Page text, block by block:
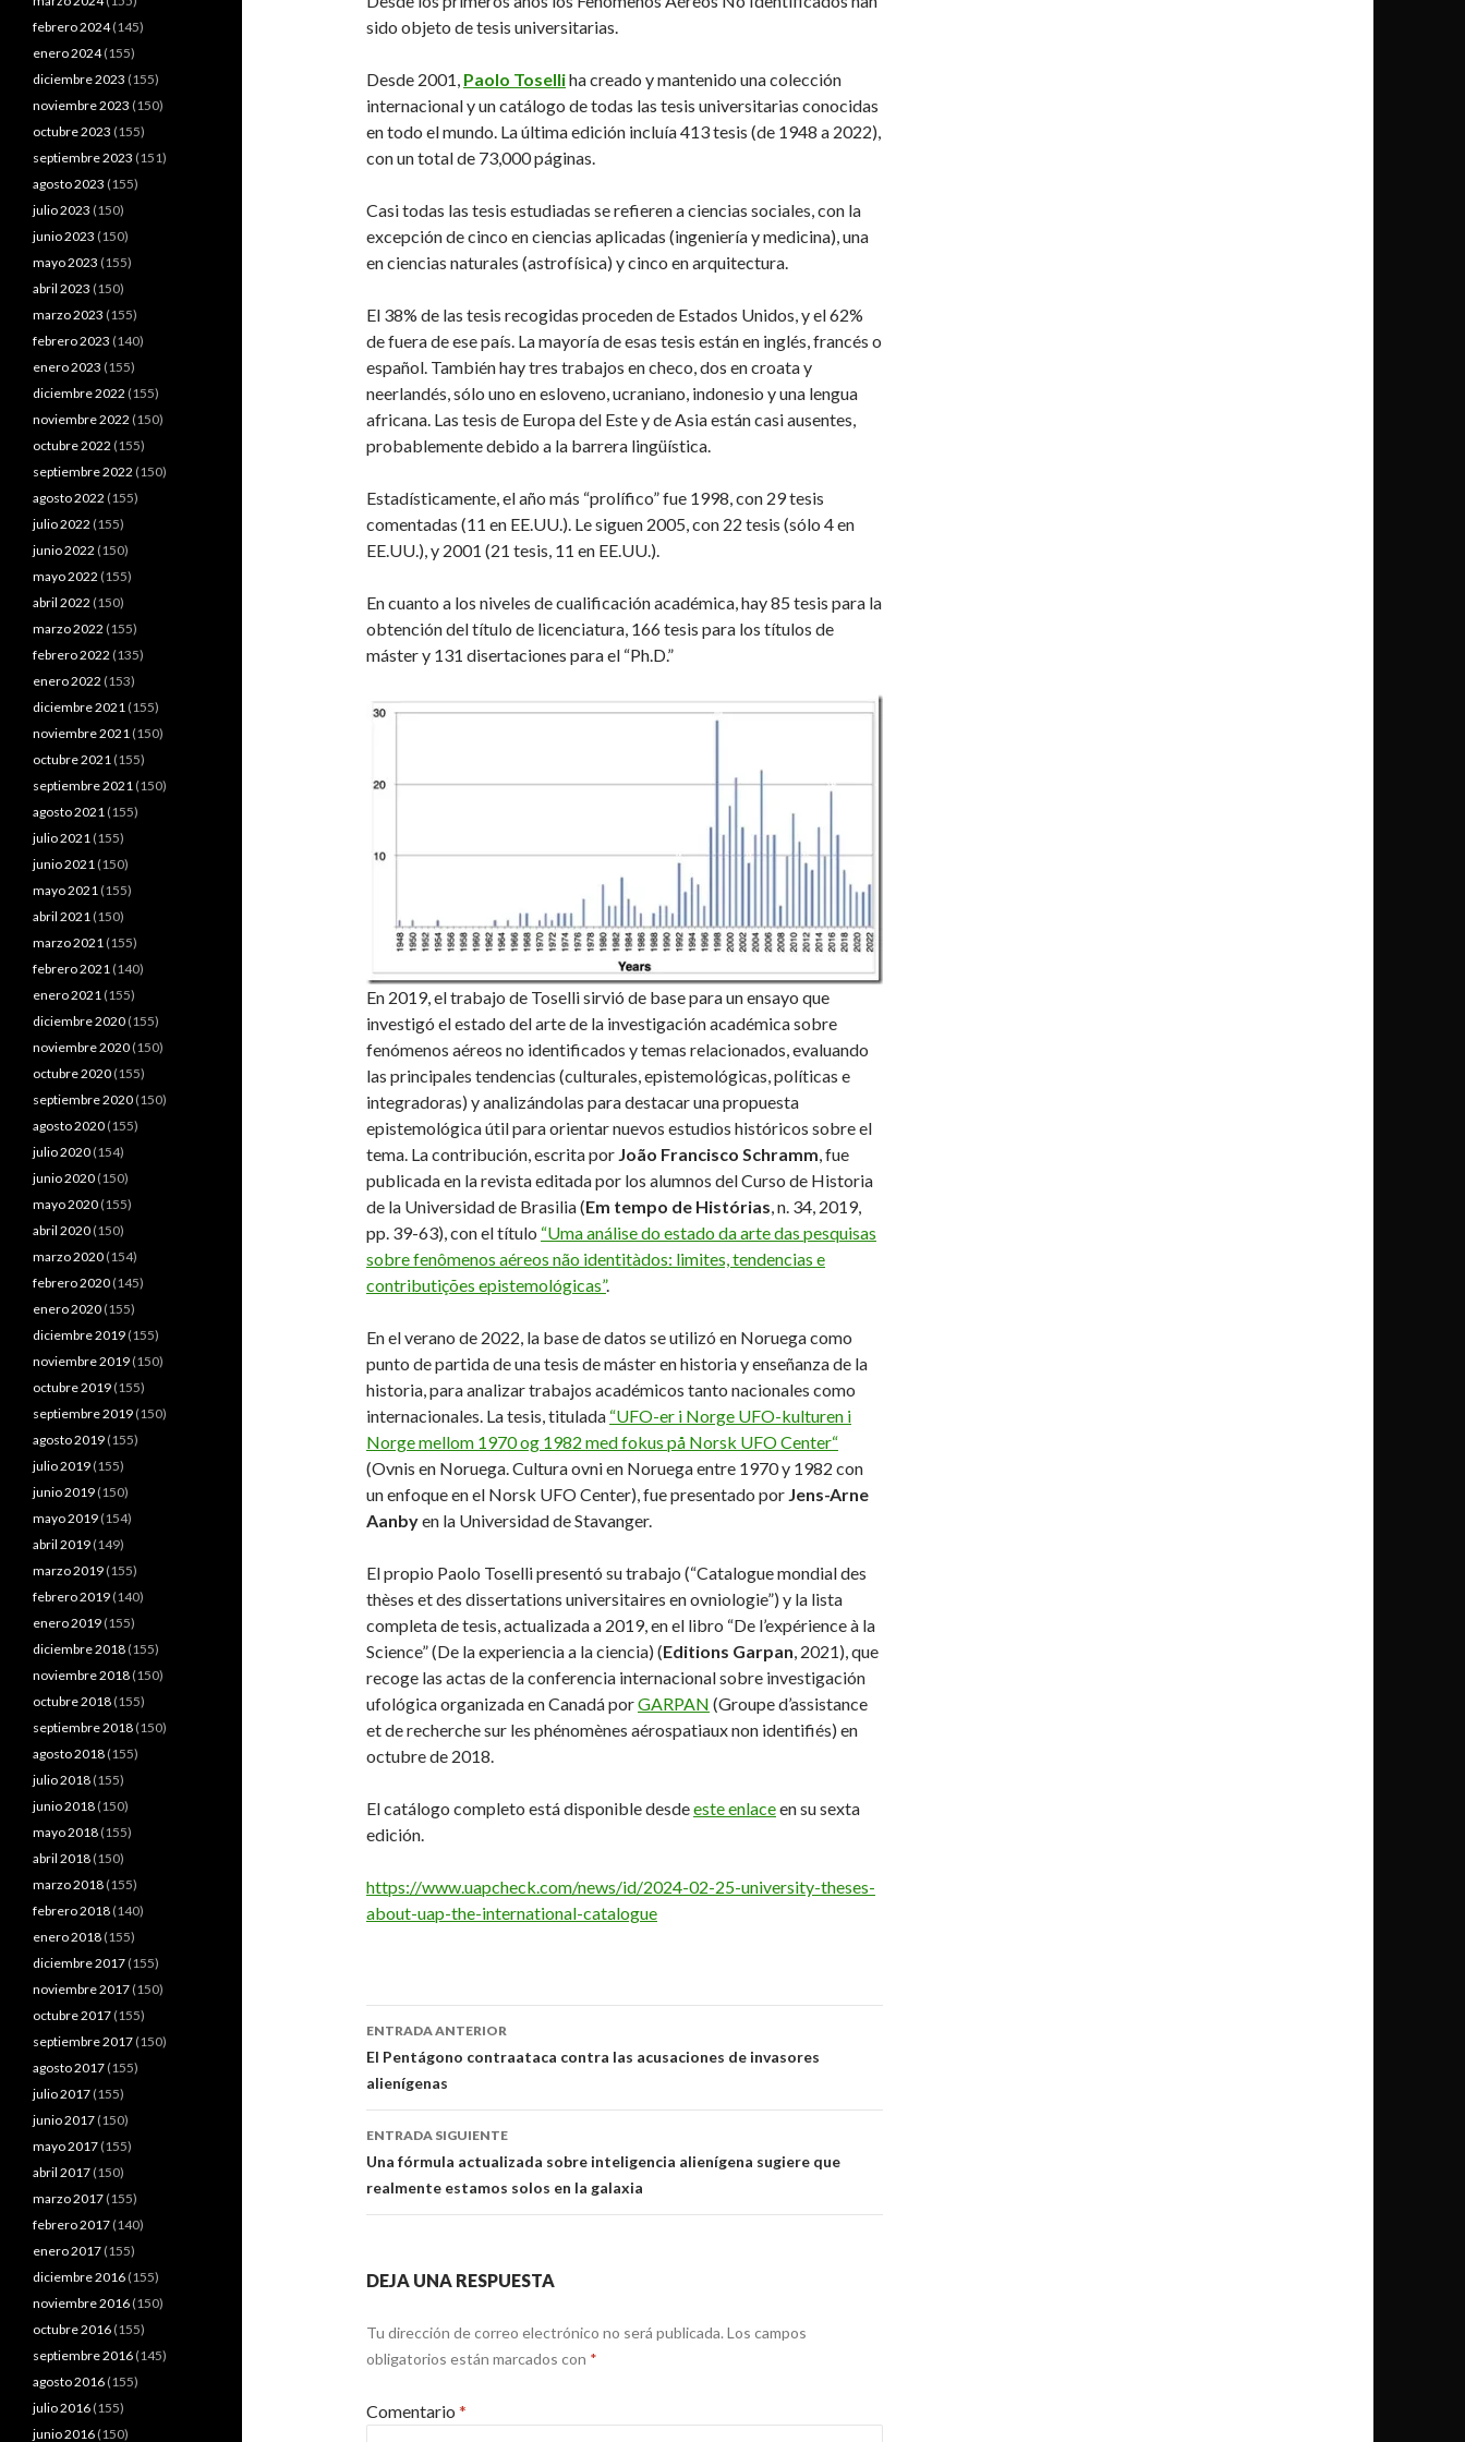
sido objeto de tesis universitarias.
Desde 2001, Paolo Toselliha creado y mantenido una colección
internacional y un catálogo de todas las tesis universitarias conocidas
en todo el mundo. La última edición incluía 413 tesis (de 1948 a 2022),
con un total de 73,000 páginas.
Casi todas las tesis estudiadas se refieren a ciencias sociales, con la
excepción de cinco en ciencias aplicadas (ingeniería y medicina), una
en ciencias naturales (astrofísica) y cinco en arquitectura.
El 38% de las tesis recogidas proceden de Estados Unidos, y el 62%
de fuera de ese país. La mayoría de esas tesis están en inglés, francés o
español. También hay tres trabajos en checo, dos en croata y
neerlandés, sólo uno en esloveno, ucraniano, indonesio y una lengua
africana. Las tesis de Europa del Este y de Asia están casi ausentes,
probablemente debido a la barrera lingüística.
Estadísticamente, el año más “prolífico” fue 1998, con 29 tesis
comentadas (11 en EE.UU.). Le siguen 2005, con 22 tesis (sólo 4 en
EE.UU.), y 2001 (21 tesis, 11 en EE.UU.).
En cuanto a los niveles de cualificación académica, hay 85 tesis para la
obtención del título de licenciatura, 166 tesis para los títulos de
máster y 131 disertaciones para el “Ph.D.”
En 2019, el trabajo de Toselli sirvió de base para un ensayo que
investigó el estado del arte de la investigación académica sobre
fenómenos aéreos no identificados y temas relacionados, evaluando
las principales tendencias (culturales, epistemológicas, políticas e
integradoras) y analizándolas para destacar una propuesta
epistemológica útil para orientar nuevos estudios históricos sobre el
tema. La contribución, escrita por João Francisco Schramm, fue
publicada en la revista editada por los alumnos del Curso de Historia
de la Universidad de Brasilia (Em tempo de Histórias, n. 34, 2019,
pp. 39-63), con el título “Uma análise do estado da arte das pesquisas
sobre fenômenos aéreos não identitàdos: limites, tendencias e
contributições epistemológicas”.
En el verano de 2022, la base de datos se utilizó en Noruega como
punto de partida de una tesis de máster en historia y enseñanza de la
historia, para analizar trabajos académicos tanto nacionales como
internacionales. La tesis, titulada “UFO-er i Norge UFO-kulturen i
Norge mellom 1970 og 1982 med fokus på Norsk UFO Center“
(Ovnis en Noruega. Cultura ovni en Noruega entre 1970 y 1982 con
un enfoque en el Norsk UFO Center), fue presentado por Jens-Arne
Aanbyen la Universidad de Stavanger.
El propio Paolo Toselli presentó su trabajo (“Catalogue mondial des
thèses et des dissertations universitaires en ovniologie”) y la lista
completa de tesis, actualizada a 2019, en el libro “De l’expérience à la
Science” (De la experiencia a la ciencia) (Editions Garpan, 2021), que
recoge las actas de la conferencia internacional sobre investigación
ufológica organizada en Canadá porGARPAN (Groupe d’assistance
et de recherche sur les phénomènes aérospatiaux non identifiés) en
octubre de 2018.
El catálogo completo está disponible desdeeste enlaceen su sexta
edición.
https://www.uapcheck.com/news/id/2024-02-25-university-theses-
about-uap-the-international-catalogue
Navegación
de
entradas
ENTRADA ANTERIOR
El Pentágono contraataca contra las acusaciones de invasores
alienígenas
ENTRADA SIGUIENTE
Una fórmula actualizada sobre inteligencia alienígena sugiere que
realmente estamos solos en la galaxia
DEJA UNA RESPUESTA
Tu dirección de correo electrónico no será publicada. Los campos
obligatorios están marcados con *
Comentario *
febrero 2024(145)
enero 2024(155)
diciembre 2023 (155)
noviembre 2023 (150)
octubre 2023 (155)
septiembre 2023 (151)
agosto 2023 (155)
julio 2023 (150)
junio 2023 (150)
mayo 2023 (155)
abril 2023 (150)
marzo 2023 (155)
febrero 2023 (140)
enero 2023 (155)
diciembre 2022 (155)
noviembre 2022 (150)
octubre 2022 (155)
septiembre 2022 (150)
agosto 2022 (155)
julio 2022 (155)
junio 2022 (150)
mayo 2022 (155)
abril 2022 (150)
marzo 2022 (155)
febrero 2022 (135)
enero 2022 (153)
diciembre 2021 (155)
noviembre 2021 (150)
octubre 2021 (155)
septiembre 2021 (150)
agosto 2021 (155)
julio 2021 (155)
junio 2021 (150)
mayo 2021 (155)
abril 2021 (150)
marzo 2021 (155)
febrero 2021 (140)
enero 2021 (155)
diciembre 2020 (155)
noviembre 2020 (150)
octubre 2020 (155)
septiembre 2020 (150)
agosto 2020 (155)
julio 2020 (154)
junio 2020 (150)
mayo 2020 (155)
abril 2020 (150)
marzo 2020 (154)
febrero 2020 (145)
enero 2020 (155)
diciembre 2019 (155)
noviembre 2019 (150)
octubre 2019 (155)
septiembre 2019 (150)
agosto 2019 (155)
julio 2019 (155)
junio 2019 (150)
mayo 2019 (154)
abril 2019 (149)
marzo 2019 (155)
febrero 2019 (140)
enero 2019 (155)
diciembre 2018 (155)
noviembre 2018 (150)
octubre 2018 (155)
septiembre 2018 (150)
agosto 2018 (155)
julio 2018 (155)
junio 2018 (150)
mayo 2018 (155)
abril 2018 (150)
marzo 2018 (155)
febrero 2018 (140)
enero 2018 (155)
diciembre 2017 (155)
noviembre 2017 (150)
octubre 2017 (155)
septiembre 2017 (150)
agosto 2017 (155)
julio 2017 (155)
junio 2017 (150)
mayo 2017 (155)
abril 2017 (150)
marzo 2017 (155)
febrero 2017 (140)
enero 2017 (155)
diciembre 2016 (155)
noviembre 2016 (150)
octubre 2016 (155)
septiembre 2016 (145)
agosto 2016 (155)
julio 2016 (155)
junio 2016 (150)